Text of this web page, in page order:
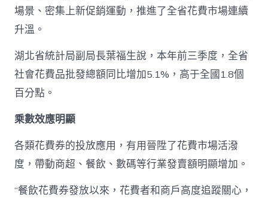
場景、密集上新促銷運動，推進了全省花費市場連續
升溫。
湖北省統計局副局長葉福生說，本年前三季度，全省
社會花費品批發總額同比增加5.1%，高于全國1.8個
百分點。
乘數效應明顯
各類花費券的投放應用，有用晉陞了花費市場活潑
度，帶動商超、餐飲、數碼等行業發賣額明顯增加。
“餐飲花費券發放以來，花費者和商戶高度追蹤關心，